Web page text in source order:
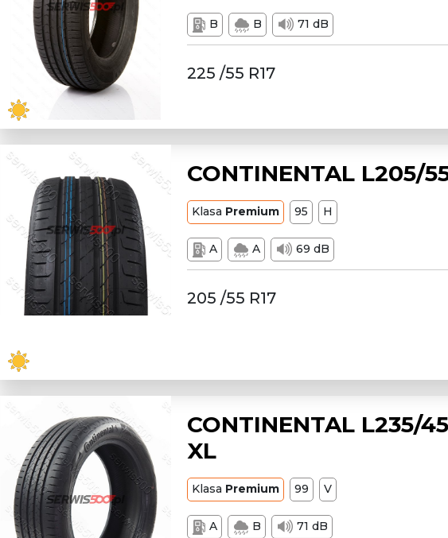
B B 71 dB
225 /55 R17
CONTINENTAL L205/
Klasa Premium 95 H
A A 69 dB
205 /55 R17
CONTINENTAL L235/
XL
Klasa Premium 99 V
A B 71 dB